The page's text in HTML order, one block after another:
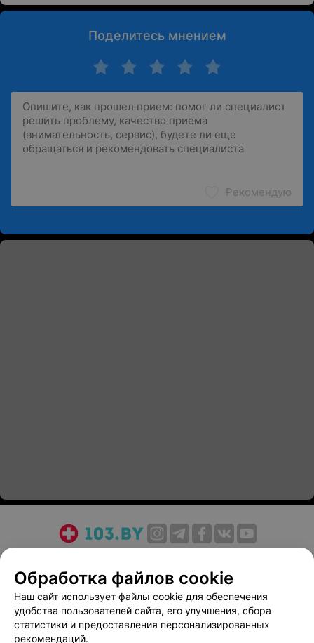
Поделитесь мнением
Рекомендую
Медицинский маркетинг
Публичный договор
Пользовательское соглашение
Способы оплаты
Вакансии
Партнеры
Написать руководителю 103.by
Обработка файлов cookie
Наш сайт использует файлы cookie для обеспечения
удобства пользователей сайта, его улучшения, сбора
статистики и предоставления персонализированных
рекомендаций.